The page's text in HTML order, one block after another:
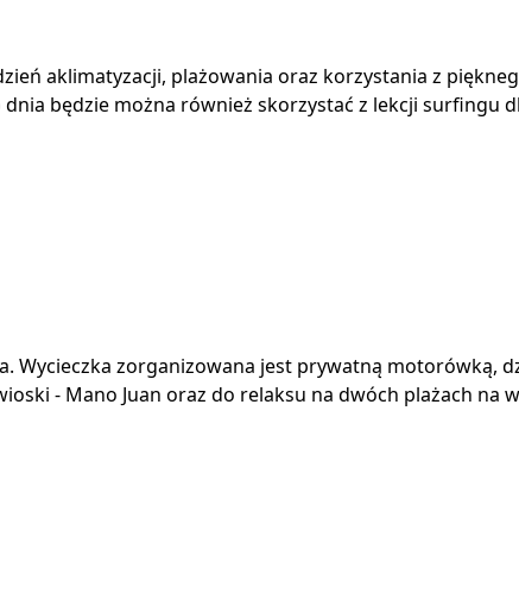
aklimatyzacji, plażowania oraz korzystania z
będzie można również skorzystać z lekcji surfingu
Wycieczka zorganizowana jest prywatną motorówką,
- Mano Juan oraz do relaksu na dwóch plażach